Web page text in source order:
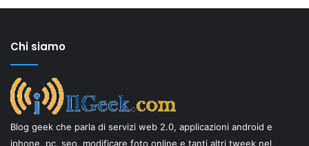
Chi siamo
Blog geek che parla di servizi web 2.0, applicazioni android e
iphone, pc, seo, modificare foto online e tanti altri tweek nel